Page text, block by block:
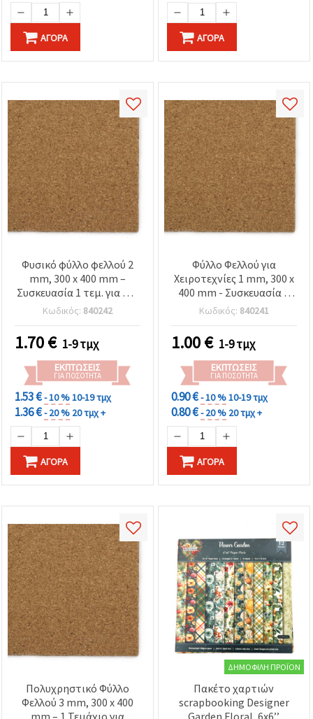
ΑΓΟΡΆ ΑΓΟΡΆ
Φυσικό φύλλο φελλού 2
mm, 300 x 400 mm –
Συσκευασία 1 τεμ. για DIY
χειροτεχνίες και
κατασκευές
Κωδικός: 840242
1.70€ 1-9 τμχ
ΕΚΠΤΏΣΕΙΣ
ΓΙΑ ΠΟΣΌΤΗΤΑ
1.53 €- 10 %10-19 τμχ
1.36 €- 20 % 20 τμχ +
ΑΓΟΡΆ
Φύλλο Φελλού για
Χειροτεχνίες 1 mm, 300 x
400 mm - Συσκευασία 1
τεμ.
Κωδικός: 840241
1.00€ 1-9 τμχ
ΕΚΠΤΏΣΕΙΣ
ΓΙΑ ΠΟΣΌΤΗΤΑ
0.90 €- 10 %10-19 τμχ
0.80 €- 20 % 20 τμχ +
ΑΓΟΡΆ
Πολυχρηστικό Φύλλο
Φελλού 3 mm, 300 x 400
mm – 1 Τεμάχιο για
ΔΗΜΟΦΙΛΉ ΠΡΟΪΌΝ
Πακέτο χαρτιών
scrapbooking Designer
Garden Floral, 6x6’’